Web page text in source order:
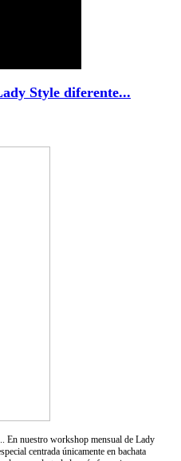
Style diferente...
En nuestro workshop mensual de Lady
centrada únicamente en bachata